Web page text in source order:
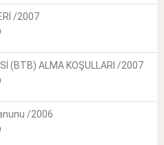
/2007
(BTB) ALMA KOŞULLARI /2007
/2006